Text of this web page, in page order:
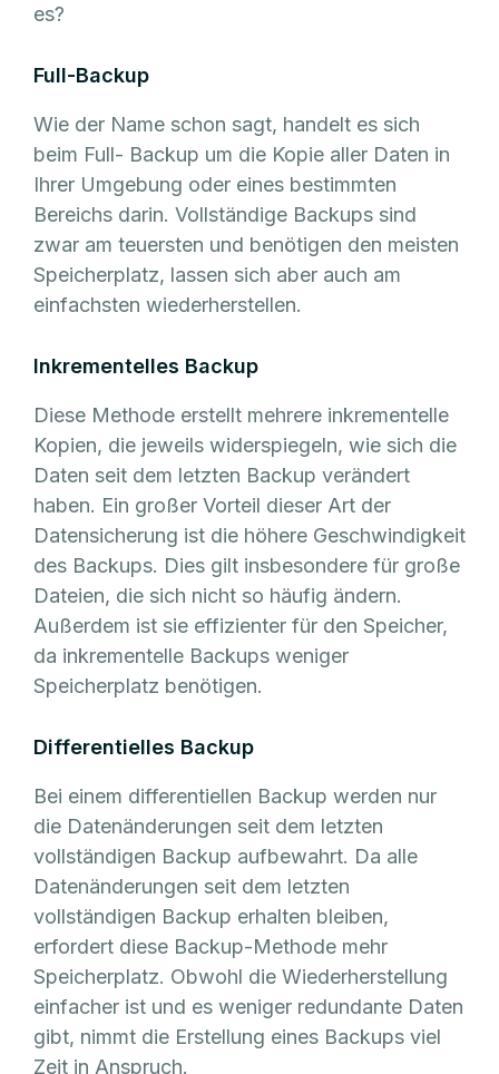
es?
Full-Backup
Wie der Name schon sagt, handelt es sich
beim Full- Backup um die Kopie aller Daten in
Ihrer Umgebung oder eines bestimmten
Bereichs darin. Vollständige Backups sind
zwar am teuersten und benötigen den meisten
Speicherplatz, lassen sich aber auch am
einfachsten wiederherstellen.
Inkrementelles Backup
Diese Methode erstellt mehrere inkrementelle
Kopien, die jeweils widerspiegeln, wie sich die
Daten seit dem letzten Backup verändert
haben. Ein großer Vorteil dieser Art der
Datensicherung ist die höhere Geschwindigkeit
des Backups. Dies gilt insbesondere für große
Dateien, die sich nicht so häufig ändern.
Außerdem ist sie effizienter für den Speicher,
da inkrementelle Backups weniger
Speicherplatz benötigen.
Differentielles Backup
Bei einem differentiellen Backup werden nur
die Datenänderungen seit dem letzten
vollständigen Backup aufbewahrt. Da alle
Datenänderungen seit dem letzten
vollständigen Backup erhalten bleiben,
erfordert diese Backup-Methode mehr
Speicherplatz. Obwohl die Wiederherstellung
einfacher ist und es weniger redundante Daten
gibt, nimmt die Erstellung eines Backups viel
Zeit in Anspruch.